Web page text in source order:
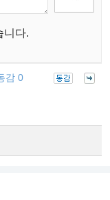
니다.
감 0